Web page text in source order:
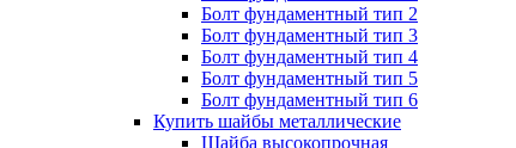
Болт фундаментный тип 2
Болт фундаментный тип 3
Болт фундаментный тип 4
Болт фундаментный тип 5
Болт фундаментный тип 6
Купить шайбы металлические
Шайба высокопрочная